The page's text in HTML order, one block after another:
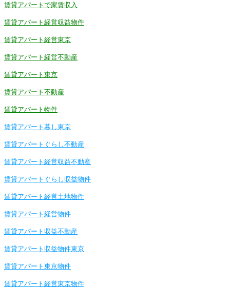
賃貸アパートで家賃収入
賃貸アパート経営収益物件
賃貸アパート経営東京
賃貸アパート経営不動産
賃貸アパート東京
賃貸アパート不動産
賃貸アパート物件
賃貸アパート暮し東京
賃貸アパートぐらし不動産
賃貸アパート経営収益不動産
賃貸アパートぐらし収益物件
賃貸アパート経営土地物件
賃貸アパート経営物件
賃貸アパート収益不動産
賃貸アパート収益物件東京
賃貸アパート東京物件
賃貸アパート経営東京物件